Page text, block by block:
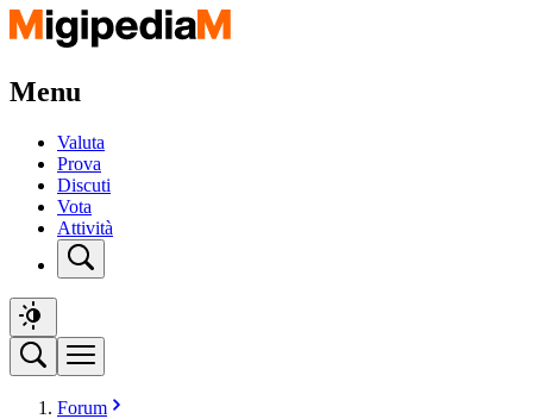
Menu
Valuta
Prova
Discuti
Vota
Attività
Forum